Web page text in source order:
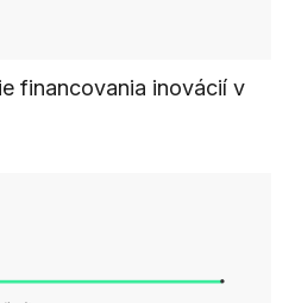
financovania inovácií v